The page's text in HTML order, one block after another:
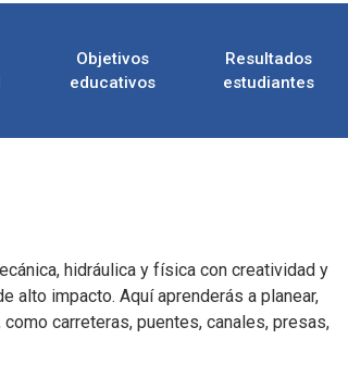
Objetivos
educativos
Resultados
estudiantes
hidráulica y física con creatividad y
alto impacto. Aquí aprenderás a planear,
carreteras, puentes, canales, presas,